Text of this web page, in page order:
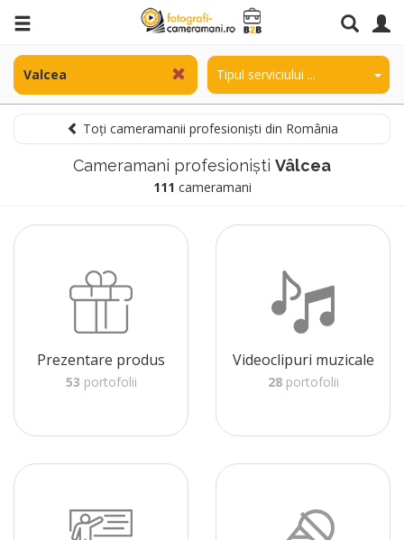
Toți cameramanii profesioniști din România
Cameramani profesioniști Vâlcea
111 cameramani
Prezentare produs
53 portofolii
Videoclipuri muzicale
28portofolii